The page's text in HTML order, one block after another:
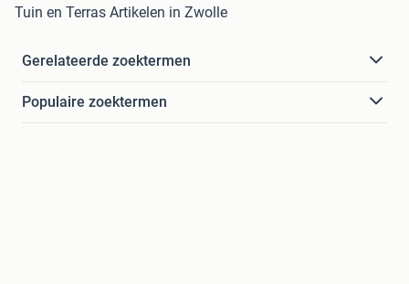
Tuin en Terras Artikelen in Zwolle
Gerelateerde zoektermen
Populaire zoektermen